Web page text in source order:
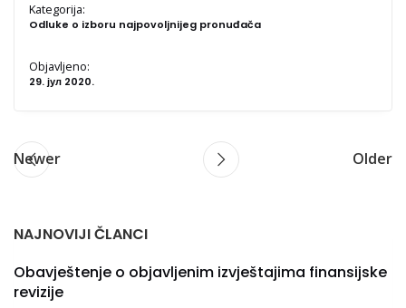
Kategorija:
Odluke o izboru najpovoljnijeg pronuđača
Objavljeno:
29. јул 2020.
Newer Older
NAJNOVIJI ČLANCI
Obavještenje o objavljenim izvještajima finansijske
revizije